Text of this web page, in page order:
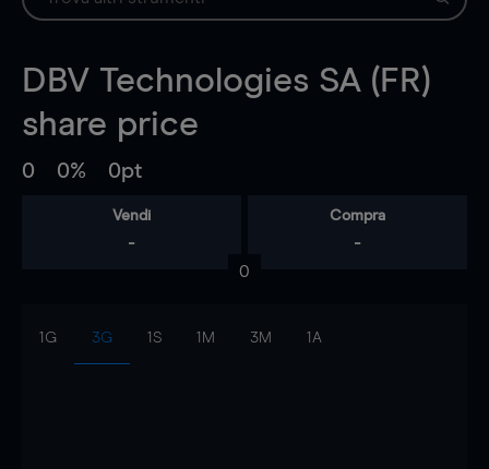
DBV Technologies SA (FR)
share price
0 0% 0pt
Vendi
-
Compra
-
0
1G 3G 1S 1M 3M 1A